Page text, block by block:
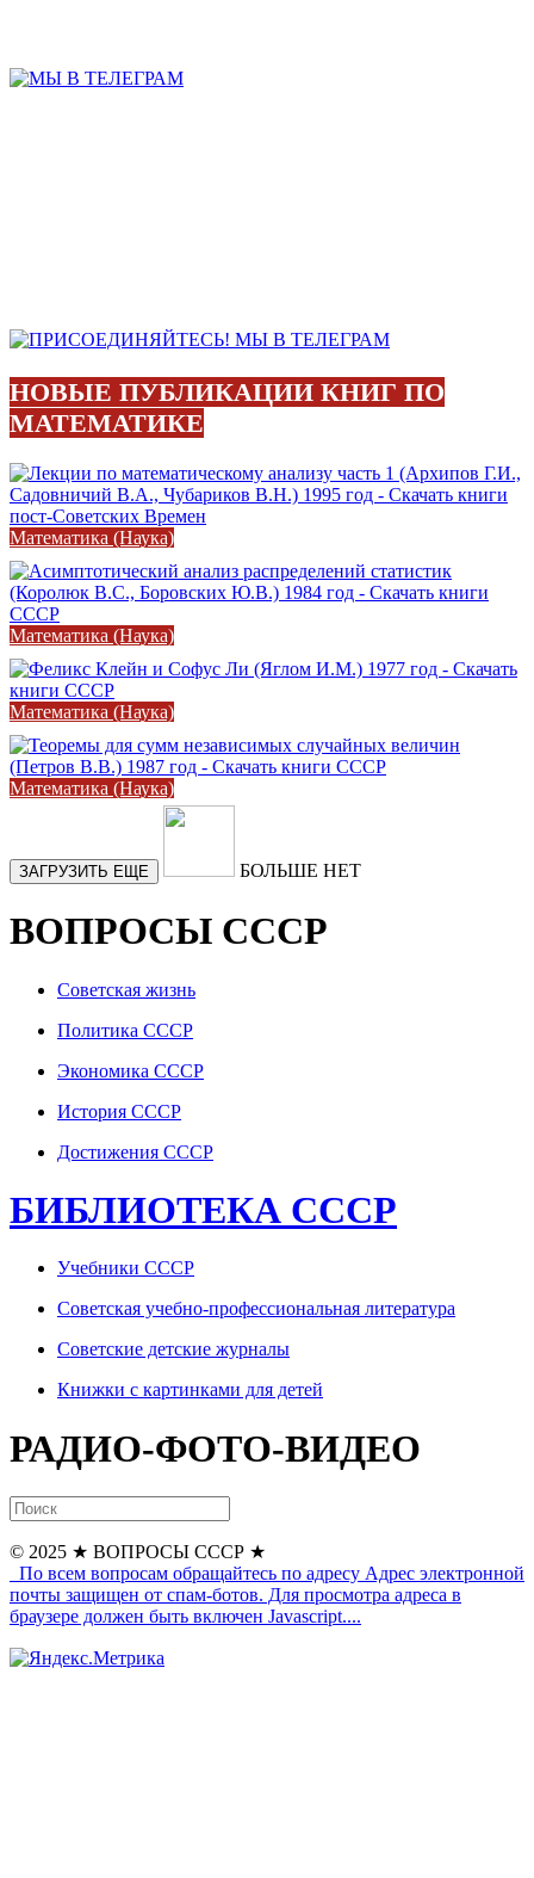
НОВЫЕ ПУБЛИКАЦИИ КНИГ ПО
МАТЕМАТИКЕ
Математика (Наука)
Математика (Наука)
Математика (Наука)
Математика (Наука)
ЗАГРУЗИТЬ ЕЩЕ БОЛЬШЕ НЕТ
ВОПРОСЫ СССР
Советская жизнь
Политика СССР
Экономика СССР
История СССР
Достижения СССР
БИБЛИОТЕКА СССР
Учебники СССР
Советская учебно-профессиональная литература
Советские детские журналы
Книжки с картинками для детей
РАДИО-ФОТО-ВИДЕО
© 2025 ★ ВОПРОСЫ СССР ★
По всем вопросам обращайтесь по адресу Адрес электронной
почты защищен от спам-ботов. Для просмотра адреса в
браузере должен быть включен Javascript....